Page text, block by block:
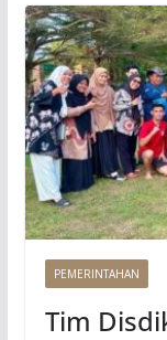
PEMERINTAHAN
Tim